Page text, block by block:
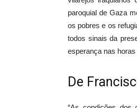
paroquial de Gaza
os pobres e os
todos sinais da
esperança nas
De